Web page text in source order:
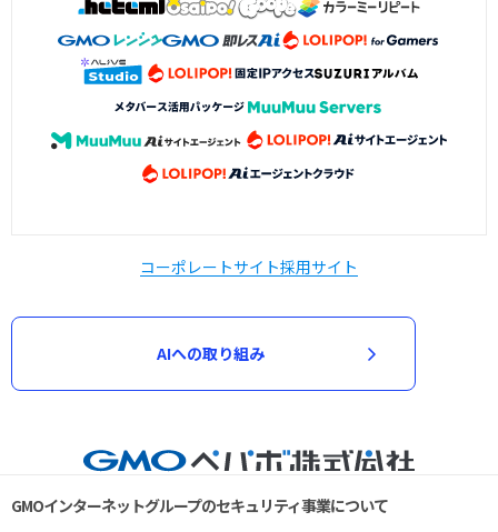
コーポレートサイト採用サイト
AIへの取り組み
GMOインターネットグループのセキュリティ事業について